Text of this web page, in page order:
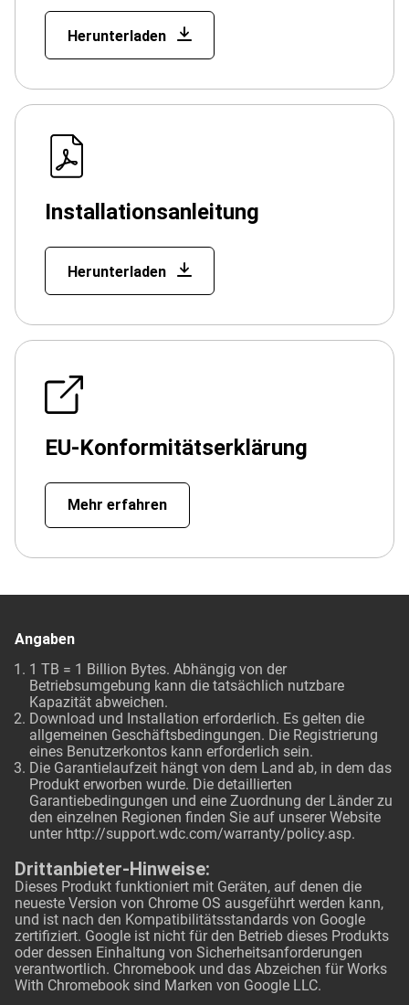
Herunterladen
Installationsanleitung
Herunterladen
EU-Konformitätserklärung
Mehr erfahren
Angaben
1 TB = 1 Billion Bytes. Abhängig von der
Betriebsumgebung kann die tatsächlich nutzbare
Kapazität abweichen.
Download und Installation erforderlich. Es gelten die
allgemeinen Geschäftsbedingungen. Die Registrierung
eines Benutzerkontos kann erforderlich sein.
Die Garantielaufzeit hängt von dem Land ab, in dem das
Produkt erworben wurde. Die detaillierten
Garantiebedingungen und eine Zuordnung der Länder zu
den einzelnen Regionen finden Sie auf unserer Website
unter http://support.wdc.com/warranty/policy.asp.
Drittanbieter-Hinweise:
Dieses Produkt funktioniert mit Geräten, auf denen die
neueste Version von Chrome OS ausgeführt werden kann,
und ist nach den Kompatibilitätsstandards von Google
zertifiziert. Google ist nicht für den Betrieb dieses Produkts
oder dessen Einhaltung von Sicherheitsanforderungen
verantwortlich. Chromebook und das Abzeichen für Works
With Chromebook sind Marken von Google LLC.